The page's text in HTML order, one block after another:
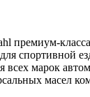
премиум-
спортивной
всех марок
масел